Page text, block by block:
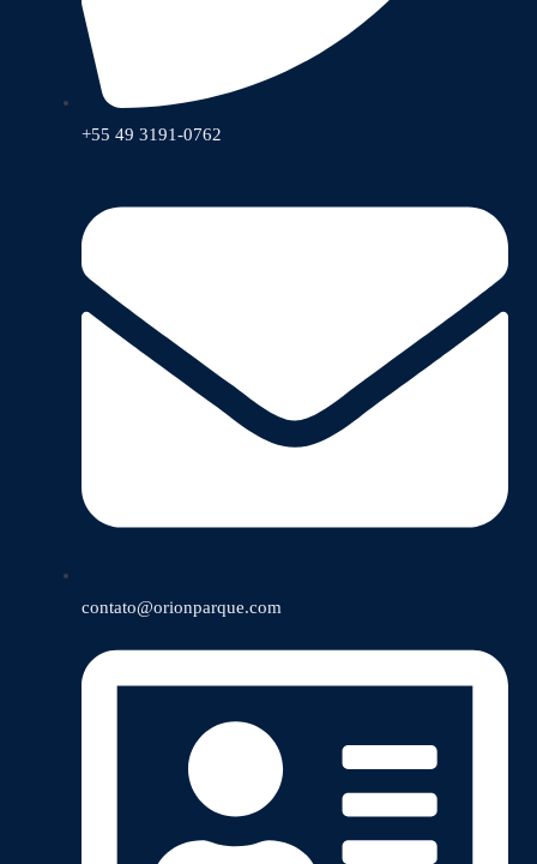
+55 49 3191-0762
contato@orionparque.com